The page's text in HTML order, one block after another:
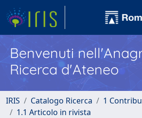
Benvenuti
Ricerca d'Ateneo
IRIS Catalogo Ricerca
1
1.1 Articolo in rivista